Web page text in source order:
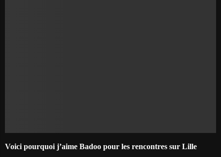
Voici pourquoi j’aime Badoo pour les rencontres sur Lille